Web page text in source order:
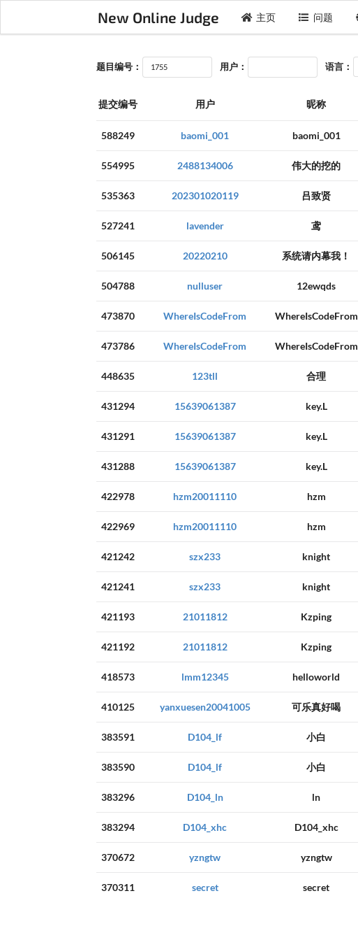
New Online Judge 主页 问题
题目编号： 用户： 语言：
提交编号 用户 昵称
588249 baomi_001 baomi_001
554995 2488134006 伟大的挖的
535363 202301020119 吕致贤
527241 lavender 鸢
506145 20220210 系统请内幕我！
504788 nulluser 12ewqds
473870 WhereIsCodeFrom WhereIsCodeFrom
473786 WhereIsCodeFrom WhereIsCodeFrom
448635 123tll 合理
431294 15639061387 key.L
431291 15639061387 key.L
431288 15639061387 key.L
422978 hzm20011110 hzm
422969 hzm20011110 hzm
421242 szx233 knight
421241 szx233 knight
421193 21011812 Kzping
421192 21011812 Kzping
418573 lmm12345 helloworld
410125 yanxuesen20041005 可乐真好喝
383591 D104_lf 小白
383590 D104_lf 小白
383296 D104_ln ln
383294 D104_xhc D104_xhc
370672 yzngtw yzngtw
370311 secret secret